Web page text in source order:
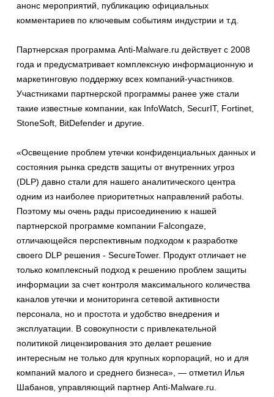
анонс мероприятий, публикацию официальных
комментариев по ключевым событиям индустрии и т.д.
Партнерская программа Anti-Malware.ru действует с 2008
года и предусматривает комплексную информационную и
маркетинговую поддержку всех компаний-участников.
Участниками партнерской программы ранее уже стали
такие известные компании, как InfoWatch, SecurIT, Fortinet,
StoneSoft, BitDefender и другие.
«Освещение проблем утечки конфиденциальных данных и
состояния рынка средств защиты от внутренних угроз
(DLP) давно стали для нашего аналитического центра
одним из наиболее приоритетных направлений работы.
Поэтому мы очень рады присоединению к нашей
партнерской программе компании Falcongaze,
отличающейся перспективным подходом к разработке
своего DLP решения - SecureTower. Продукт отличает не
только комплексный подход к решению проблем защиты
информации за счет контроля максимального количества
каналов утечки и мониторинга сетевой активности
персонала, но и простота и удобство внедрения и
эксплуатации. В совокупности с привлекательной
политикой лицензирования это делает решение
интересным не только для крупных корпораций, но и для
компаний малого и среднего бизнеса», — отметил Илья
Шабанов, управляющий партнер Anti-Malware.ru.